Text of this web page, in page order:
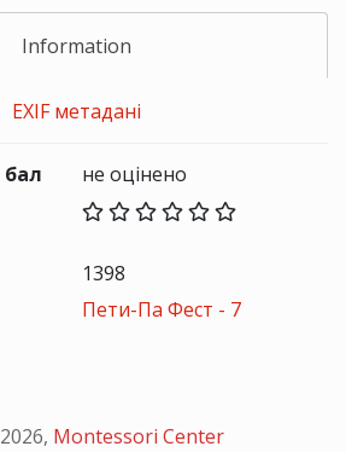
Information
EXIF метадані
не оцінено
1398
Пети-Па Фест - 7
2026, Montessori Center